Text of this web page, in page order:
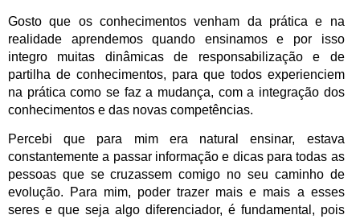
Gosto que os conhecimentos venham da prática e na
realidade aprendemos quando ensinamos e por isso
integro muitas dinâmicas de responsabilização e de
partilha de conhecimentos, para que todos experienciem
na prática como se faz a mudança, com a integração dos
conhecimentos e das novas competências.
Percebi que para mim era natural ensinar, estava
constantemente a passar informação e dicas para todas as
pessoas que se cruzassem comigo no seu caminho de
evolução. Para mim, poder trazer mais e mais a esses
seres e que seja algo diferenciador, é fundamental, pois